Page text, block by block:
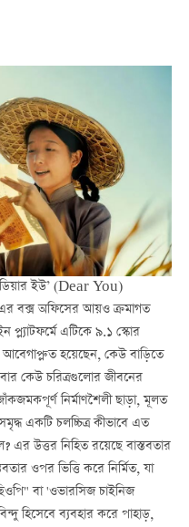
‘ডিয়ার ইউ’ (Dear You)
বক্স অফিসের আয়ও ক্রমাগত
এটিকে ৯.১ স্কোর
আবেগাপ্লুত হয়েছেন, কেউ বাড়িতে
কেউ চরিত্রগুলোর জীবনের
নির্মাণশৈলী ছাড়া, মূলত
একটি চলচ্চিত্র কীভাবে এত
উত্তর নিহিত রয়েছে বাস্তবতার
ওপর ভিত্তি করে নির্মিত, যা
বা 'ওভারসিজ চাইনিজ
হিসেবে ব্যবহার করে পাহাড়,